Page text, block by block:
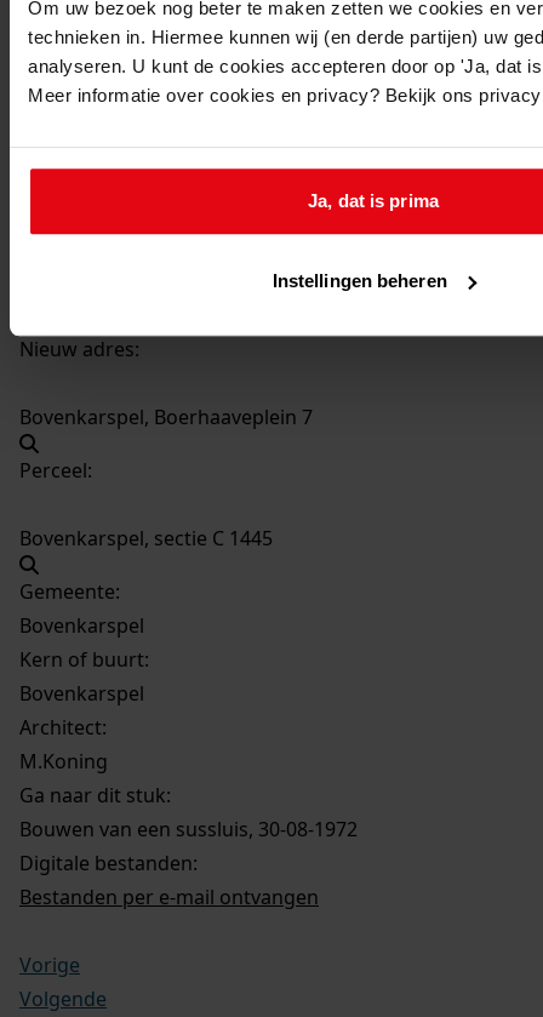
Om uw bezoek nog beter te maken zetten we cookies en
technieken in. Hiermee kunnen wij (en derde partijen) uw
analyseren. U kunt de cookies accepteren door op 'Ja, dat
Meer informatie over cookies en privacy? Bekijk ons
Ja, dat is prima
Instellingen beheren
1212Bouwen van een sussluis, 30-08-1972
Datering:
Adres:
Bovenkarspel, Boerhaaveplein 7
Nieuw adres:
Bovenkarspel, Boerhaaveplein 7
Perceel:
Bovenkarspel, sectie C 1445
Gemeente:
Bovenkarspel
Kern of buurt:
Bovenkarspel
Architect:
M.Koning
Ga naar dit stuk:
Bouwen van een sussluis, 30-08-1972
Digitale bestanden:
Bestanden per e-mail ontvangen
Vorige
Volgende